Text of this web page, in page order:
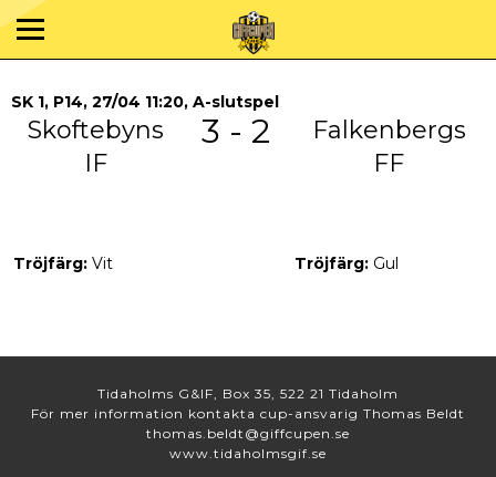
SK 1, P14, 27/04 11:20, A-slutspel
Skoftebyns
IF
3 - 2
Falkenbergs
FF
Tröjfärg: Vit Tröjfärg: Gul
Tidaholms G&IF, Box 35, 522 21 Tidaholm
För mer information kontakta cup-ansvarig Thomas Beldt
thomas.beldt@giffcupen.se
www.tidaholmsgif.se